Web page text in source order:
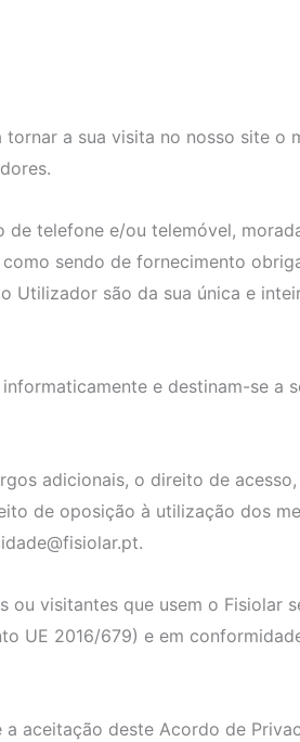
a sua visita no nosso site
telefone e/ou telemóvel,
sendo de fornecimento
são da sua única e
e destinam-se a
adicionais, o direito de
de oposição à utilização dos
visitantes que usem o Fisiolar
UE 2016/679) e em
aceitação deste Acordo de